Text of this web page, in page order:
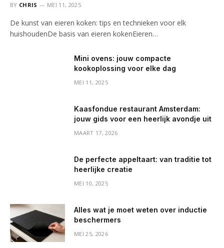
BY CHRIS MEI 11, 2025
De kunst van eieren koken: tips en technieken voor elk
huishoudenDe basis van eieren kokenEieren…
Mini ovens: jouw compacte
kookoplossing voor elke dag
MEI 11, 2025
Kaasfondue restaurant Amsterdam:
jouw gids voor een heerlijk avondje uit
MAART 17, 2026
De perfecte appeltaart: van traditie tot
heerlijke creatie
MEI 10, 2025
Alles wat je moet weten over inductie
beschermers
MEI 25, 2026